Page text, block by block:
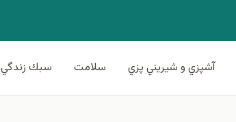
آشپزي و شيريني پزي سلامت سبك زندگي